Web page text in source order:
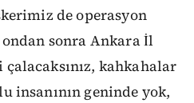
de operasyon
ondan sonra Ankara İl
kahkahalar
insanının geninde yok,